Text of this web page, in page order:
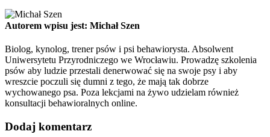
Autorem wpisu jest: Michał Szen
Biolog, kynolog, trener psów i psi behawiorysta. Absolwent
Uniwersytetu Przyrodniczego we Wrocławiu. Prowadzę szkolenia
psów aby ludzie przestali denerwować się na swoje psy i aby
wreszcie poczuli się dumni z tego, że mają tak dobrze
wychowanego psa. Poza lekcjami na żywo udzielam również
konsultacji behawioralnych online.
Dodaj komentarz